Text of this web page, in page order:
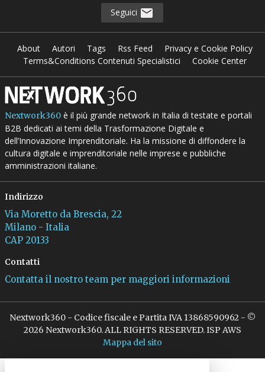
Seguici
About Autori Tags Rss Feed
Privacy e Cookie Policy
Terms&Conditions Contenuti Specialistici
Cookie Center
Nextwork360è il più grande network in Italia di testate e portali
B2B dedicati ai temi della Trasformazione Digitale e
dell’Innovazione Imprenditoriale. Ha la missione di diffondere la
cultura digitale e imprenditoriale nelle imprese e pubbliche
amministrazioni italiane.
Indirizzo
Via Moretto da Brescia, 22
Milano - Italia
CAP 20133
Contatti
Contatta il nostro team per maggiori informazioni
Nextwork360 - Codice fiscale e Partita IVA 13868590962 - ©
2026 Nextwork360. ALL RIGHTS RESERVED. ISP AWS
Mappa del sito